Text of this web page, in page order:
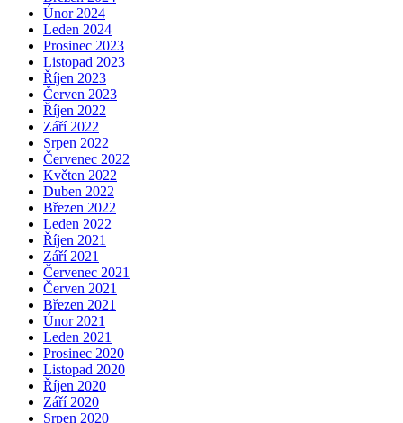
Únor 2024
Leden 2024
Prosinec 2023
Listopad 2023
Říjen 2023
Červen 2023
Říjen 2022
Září 2022
Srpen 2022
Červenec 2022
Květen 2022
Duben 2022
Březen 2022
Leden 2022
Říjen 2021
Září 2021
Červenec 2021
Červen 2021
Březen 2021
Únor 2021
Leden 2021
Prosinec 2020
Listopad 2020
Říjen 2020
Září 2020
Srpen 2020